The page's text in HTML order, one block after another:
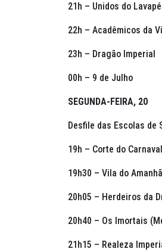
21h – Unidos do
22h – Acadêmicos da
23h – Dragão Imperial
00h – 9 de Julho
SEGUNDA-FEIRA, 20
Desfile das Escolas de
19h – Corte do
19h30 – Vila do
20h05 – Herdeiros da
20h40 – Os Imortais
21h15 – Realeza